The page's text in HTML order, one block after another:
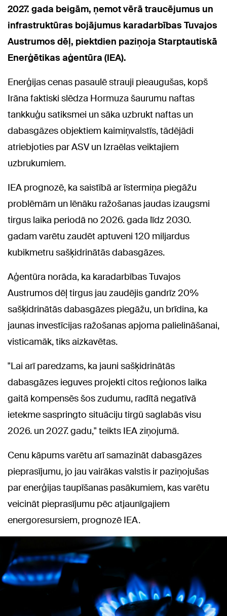
2027. gada beigām, ņemot vērā traucējumus un
infrastruktūras bojājumus karadarbības Tuvajos
Austrumos dēļ, piektdien paziņoja Starptautiskā
Enerģētikas aģentūra (IEA).
Enerģijas cenas pasaulē strauji pieaugušas, kopš
Irāna faktiski slēdza Hormuza šaurumu naftas
tankkuģu satiksmei un sāka uzbrukt naftas un
dabasgāzes objektiem kaimiņvalstīs, tādējādi
atriebjoties par ASV un Izraēlas veiktajiem
uzbrukumiem.
IEA prognozē, ka saistībā ar īstermiņa piegāžu
problēmām un lēnāku ražošanas jaudas izaugsmi
tirgus laika periodā no 2026. gada līdz 2030.
gadam varētu zaudēt aptuveni 120 miljardus
kubikmetru sašķidrinātās dabasgāzes.
Aģentūra norāda, ka karadarbības Tuvajos
Austrumos dēļ tirgus jau zaudējis gandrīz 20%
sašķidrinātās dabasgāzes piegāžu, un brīdina, ka
jaunas investīcijas ražošanas apjoma palielināšanai,
visticamāk, tiks aizkavētas.
"Lai arī paredzams, ka jauni sašķidrinātās
dabasgāzes ieguves projekti citos reģionos laika
gaitā kompensēs šos zudumu, radītā negatīvā
ietekme saspringto situāciju tirgū saglabās visu
2026. un 2027. gadu," teikts IEA ziņojumā.
Cenu kāpums varētu arī samazināt dabasgāzes
pieprasījumu, jo jau vairākas valstis ir paziņojušas
par enerģijas taupīšanas pasākumiem, kas varētu
veicināt pieprasījumu pēc atjaunīgajiem
energoresursiem, prognozē IEA.